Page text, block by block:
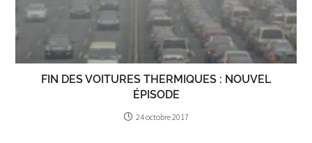
FIN DES VOITURES THERMIQUES : NOUVEL
ÉPISODE
24 octobre 2017